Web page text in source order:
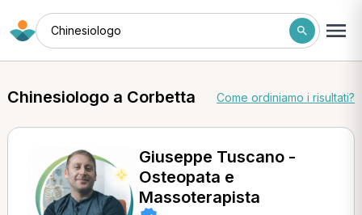
Chinesiologo
Chinesiologo a Corbetta Come ordiniamo i risultati?
Giuseppe Tuscano -
Osteopata e
Massoterapista